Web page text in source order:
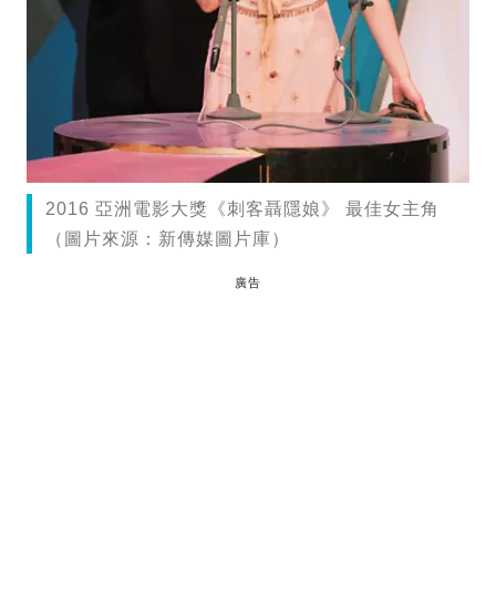
2016 亞洲電影大獎《刺客聶隱娘》 最佳女主角
（圖片來源：新傳媒圖片庫）
廣告